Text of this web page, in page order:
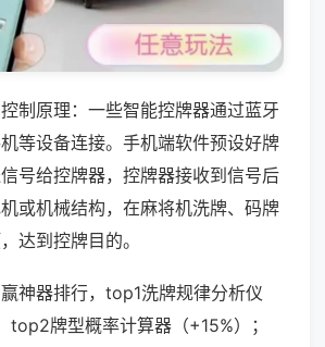
制原理：一些智能控牌器通过蓝牙
等设备连接。手机端软件预设好牌
号给控牌器，控牌器接收到信号后
或机械结构，在麻将机洗牌、码牌
达到控牌目的。
神器排行，top1洗牌规律分析仪
top2牌型概率计算器（+15%）；